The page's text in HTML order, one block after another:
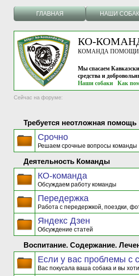
ГЛАВНАЯ НАШИ
КО-
КОМАНДА ПОМОЩИ
Мы спасаем
средства и
Наши собаки
Как
Сейчас на форуме:
Требуется неотложная помощь
Срочно
Решаем срочные вопросы команды
Деятельность Команды
КО-команда
Обсуждаем работу команды
Передержка
Работа с передержкой, поездки,
Яндекс Дзен
Обсуждение статей
Воспитание. Содержание.
Если у вас проблемы с
Вас покусала ваша собака и вы